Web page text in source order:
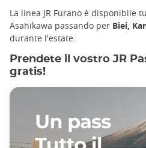
La linea JR Furano è disponibile
Asahikawa passando per Biei,
durante l'estate.
Prendete il vostro JR
gratis!